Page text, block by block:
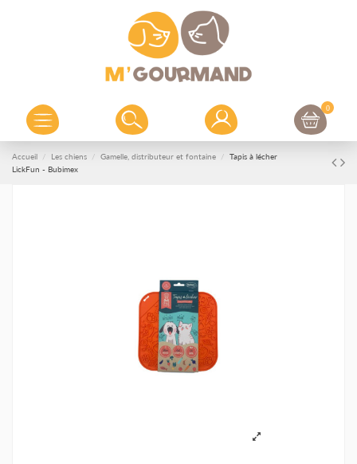
0
Accueil Les chiens Gamelle, distributeur et fontaine
Tapis à lécher
LickFun - Bubimex